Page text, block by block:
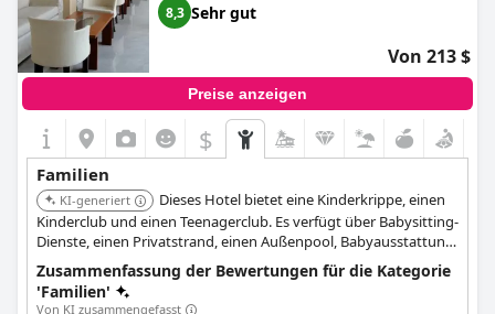
8,3 Sehr gut
Von 213 $
Preise anzeigen
$
Familien
KI-generiert
Dieses Hotel bietet eine Kinderkrippe, einen
Kinderclub und einen Teenagerclub. Es verfügt über Babysitting-
Dienste, einen Privatstrand, einen Außenpool, Babyausstattung,
Kinderaktivitäten, Familienabenteuer, einen Shuttle mit Babysitz
und Restaurants.
Zusammenfassung der Bewertungen für die Kategorie
'Familien'
Von KI zusammengefasst